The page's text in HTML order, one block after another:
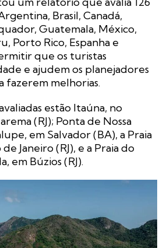
Brasil, Canadá,
Guatemala, México,
Porto Rico, Espanha e
que os turistas
e ajudem os planejadores
fazerem melhorias.
estão Itaúna, no
(RJ); Ponta de Nossa
em Salvador (BA), a Praia
Janeiro (RJ), e a Praia do
em Búzios (RJ).